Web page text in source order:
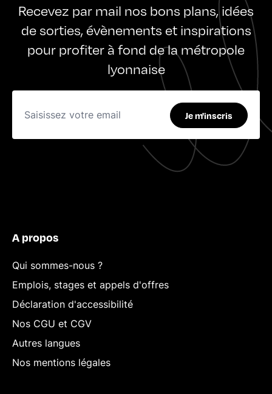
Recevez par mail nos bons plans, idées
de sorties, évènements et inspirations
pour profiter à fond de la métropole
lyonnaise
Je m'inscris
A propos
Qui sommes-nous ?
Emplois, stages et appels d'offres
Déclaration d'accessibilité
Nos CGU et CGV
Autres langues
Nos mentions légales